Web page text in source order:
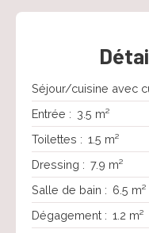
Séjour/cuisine avec
Entrée : 3.5 m²
Toilettes : 1.5 m²
Dressing : 7.9 m²
Salle de bain : 6.5 m²
Dégagement : 1.2 m²